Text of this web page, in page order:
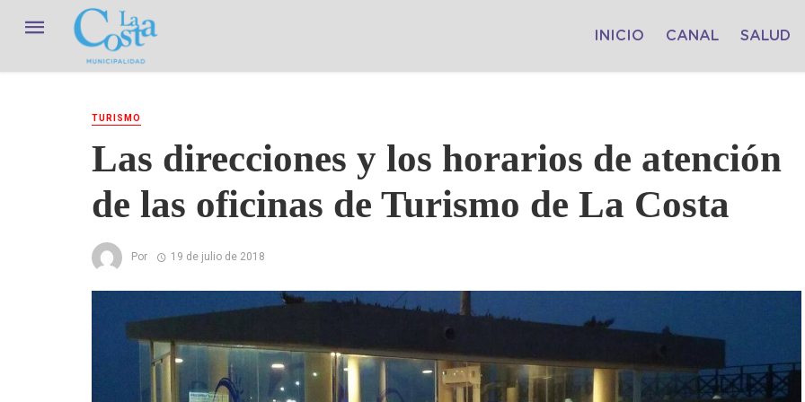
INICIO CANAL SALUD
TURISMO
Las direcciones y los horarios de atención
de las oficinas de Turismo de La Costa
Por 19 de julio de 2018